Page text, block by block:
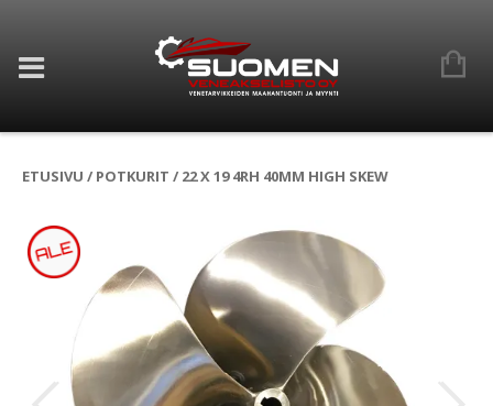
ETUSIVU / POTKURIT / 22 X 19 4RH 40MM HIGH SKEW